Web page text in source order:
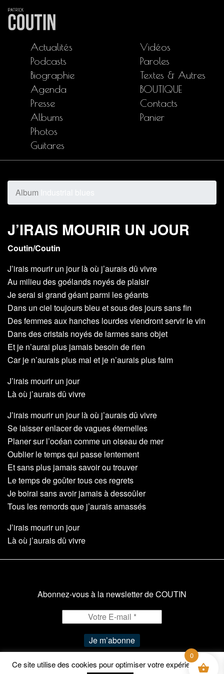
Actualités
Podcasts
Biographie
Agenda
Presse
Albums
Photos
Guitares
Vidéos
Paroles
Textes & Autres
BOUTIQUE
Contacts
Panier
Album
J’IRAIS MOURIR UN JOUR
Coutin/Coutin
J’irais mourir un jour là où j’aurais dû vivre
Au milieu des goélands noyés de plaisir
Je serai si grand géant parmi les géants
Dans un ciel toujours bleu et sous des jours sans fin
Des femmes aux hanches lourdes viendront servir le vin
Dans des cristals noyés de larmes sans objet
Et je n’aurai plus jamais besoin de rien
Car je n’aurais plus mal et je n’aurais plus faim
J’irais mourir un jour
Là où j’aurais dû vivre
J’irais mourir un jour là où j’aurais dû vivre
Se laisser enlacer de vagues éternelles
Planer sur l’océan comme un oiseau de mer
Oublier le temps qui passe lentement
Et sans plus jamais savoir ou trouver
Le temps de goûter tous ces regrets
Je boirai sans avoir jamais à dessoûler
Tous les remords que j’aurais amassés
J’irais mourir un jour
Là où j’aurais dû vivre
Abonnez-vous à la newsletter de COUTIN
Ce site utilise des cookies pour optimiser votre expérience de
0